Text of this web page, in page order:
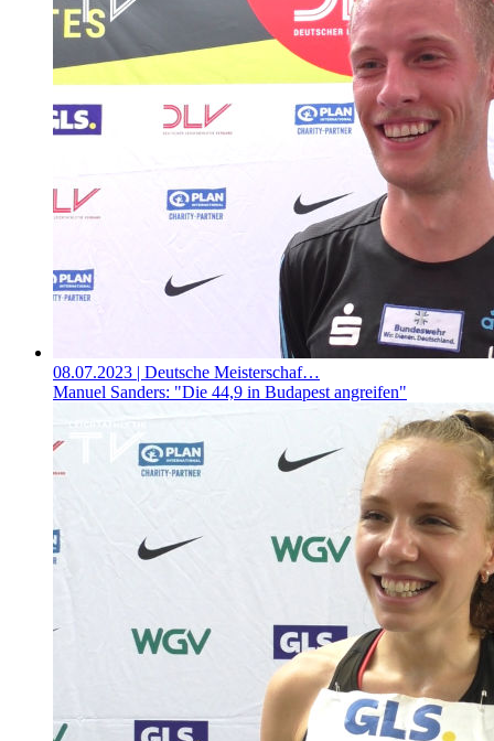
08.07.2023 | Deutsche Meisterschaf…
Manuel Sanders: "Die 44,9 in Budapest angreifen"